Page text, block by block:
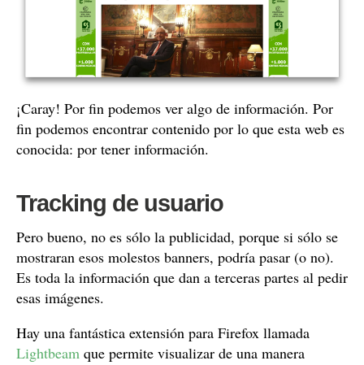
¡Caray! Por fin podemos ver algo de información. Por
fin podemos encontrar contenido por lo que esta web es
conocida: por tener información.
Tracking de usuario
Pero bueno, no es sólo la publicidad, porque si sólo se
mostraran esos molestos banners, podría pasar (o no).
Es toda la información que dan a terceras partes al pedir
esas imágenes.
Hay una fantástica extensión para Firefox llamada
Lightbeam que permite visualizar de una manera